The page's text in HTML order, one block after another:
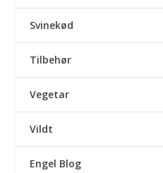
Svinekød
Tilbehør
Vegetar
Vildt
Engel Blog